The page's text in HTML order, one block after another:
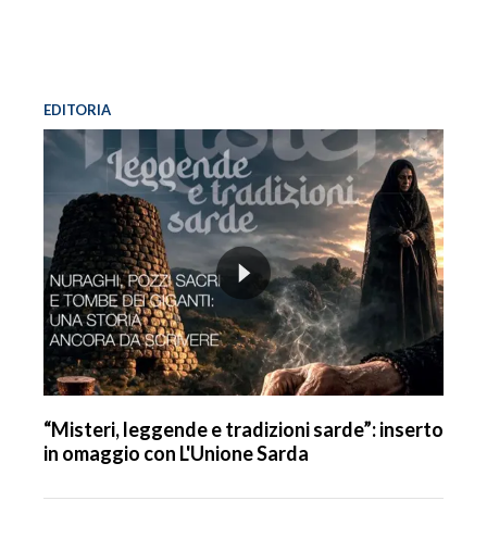
EDITORIA
“Misteri, leggende e tradizioni sarde”: inserto
in omaggio con L'Unione Sarda